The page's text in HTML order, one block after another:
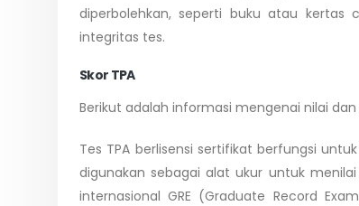
diperbolehkan, seperti buku atau kertas
integritas tes.
Skor TPA
Berikut adalah informasi mengenai nilai
Tes TPA berlisensi sertifikat berfungsi
digunakan sebagai alat ukur untuk
internasional GRE (Graduate Record